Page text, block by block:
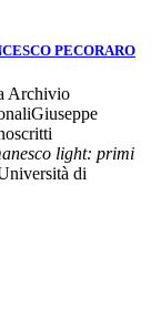
PECORARO
Archivio
light: primi
di